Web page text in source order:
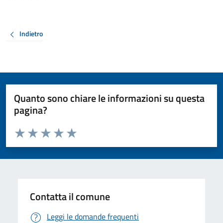
Indietro
Quanto sono chiare le informazioni su questa
pagina?
Valuta da 1 a 5 stelle la pagina
Valuta 5 stelle su 5
Valuta 4 stelle su 5
Valuta 3 stelle su 5
Valuta 2 stelle su 5
Valuta 1 stelle su 5
Contatta il comune
Leggi le domande frequenti